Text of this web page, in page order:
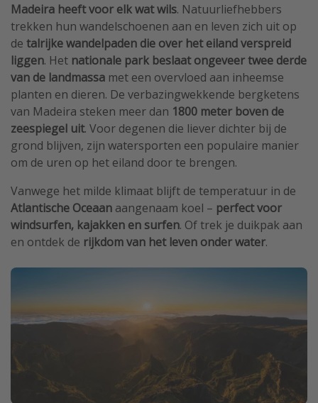
Madeira heeft voor elk wat wils. Natuurliefhebbers
trekken hun wandelschoenen aan en leven zich uit op
de talrijke wandelpaden die over het eiland verspreid
liggen. Het nationale park beslaat ongeveer twee derde
van de landmassa met een overvloed aan inheemse
planten en dieren. De verbazingwekkende bergketens
van Madeira steken meer dan 1800 meter boven de
zeespiegel uit. Voor degenen die liever dichter bij de
grond blijven, zijn watersporten een populaire manier
om de uren op het eiland door te brengen.
Vanwege het milde klimaat blijft de temperatuur in de
Atlantische Oceaan aangenaam koel – perfect voor
windsurfen, kajakken en surfen. Of trek je duikpak aan
en ontdek de rijkdom van het leven onder water.